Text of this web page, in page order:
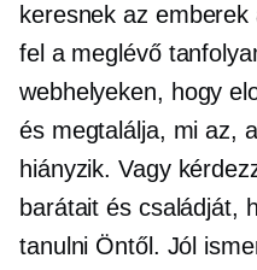
keresnek az
fel a meglévő
webhelyeken, hogy
és megtalálja, mi az,
hiányzik. Vagy
barátait és családját,
tanulni Öntől. Jól